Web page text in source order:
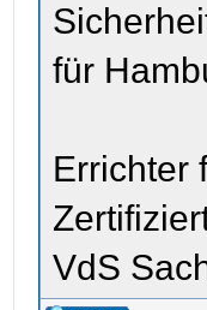
für
Errichter
VdS